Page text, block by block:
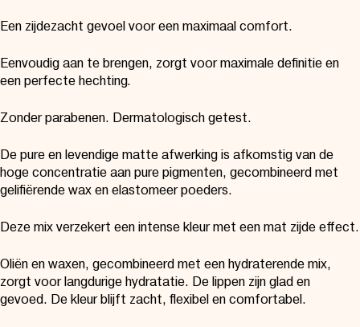
Een zijdezacht gevoel voor een maximaal comfort.
Eenvoudig aan te brengen, zorgt voor maximale definitie en
een perfecte hechting.
Zonder parabenen. Dermatologisch getest.
De pure en levendige matte afwerking is afkomstig van de
hoge concentratie aan pure pigmenten, gecombineerd met
gelifiërende wax en elastomeer poeders.
Deze mix verzekert een intense kleur met een mat zijde effect.
Oliën en waxen, gecombineerd met een hydraterende mix,
zorgt voor langdurige hydratatie. De lippen zijn glad en
gevoed. De kleur blijft zacht, flexibel en comfortabel.